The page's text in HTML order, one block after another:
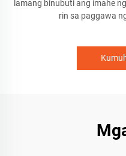
lamang binubuti ang imahe
rin sa paggawa